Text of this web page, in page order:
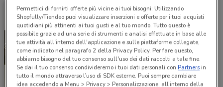
Permettici di fornirti offerte più vicine ai tuoi bisogni: Utilizzando
Shopfully/Tiendeo puoi visualizzare inserzioni e offerte per i tuoi acquisti
quotidiani più attinenti ai tuoi gusti e al tuo mondo. Tutto questo è
possibile grazie ad una serie di strumenti e analisi effettuate in base alle
tue attività all'interno dell'applicazione e sulle piattaforme collegate,
come indicato nel paragrafo 2 della Privacy Policy. Per fare questo,
abbiamo bisogno del tuo consenso sull'uso dei dati raccolti a tale fine.
Se dai il tuo consenso condivideremo i tuoi dati personali conPartnersin
tutto il mondo attraverso l’uso di SDK esterne. Puoi sempre cambiare
idea accedendo a Menu > Privacy > Personalizzazione, all’interno della